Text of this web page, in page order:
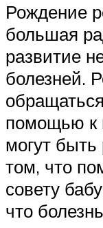
Рождение
большая
развитие
болезней.
помощью к
могут быть
том, что
совету
что